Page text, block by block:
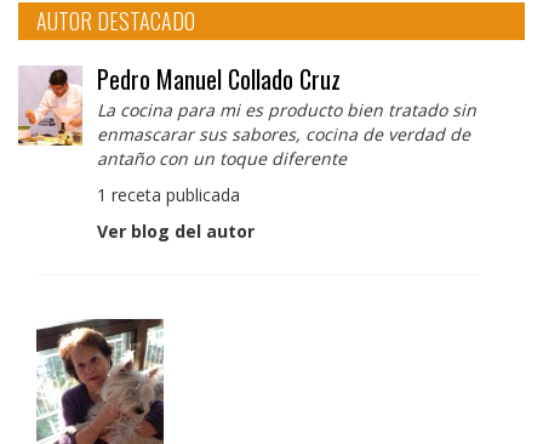
AUTOR DESTACADO
Pedro Manuel Collado Cruz
La cocina para mi es producto bien tratado sin
enmascarar sus sabores, cocina de verdad de
antaño con un toque diferente
1 receta publicada
Ver blog del autor